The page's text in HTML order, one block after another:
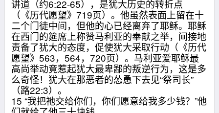
讲道（约6:22-65），是犹大历史的转折点
（《历代愿望》719页）。他虽然表面上留在十
二个门徒中间，但他的心已经离弃了耶稣。耶稣
在西门的筵席上称赞马利亚的奉献之举，间接地
责备了犹大的态度，促使犹大采取行动（《历代
愿望》563，564，720页）。马利亚爱耶稣最
高尚举动竟惹起犹大最卑鄙的叛逆行为，这是多
么奇怪！犹大在那恶者的怂恿下去见“祭司长”
（路22:3）。
15 “我把祂交给你们，你们愿意给我多少钱？”他